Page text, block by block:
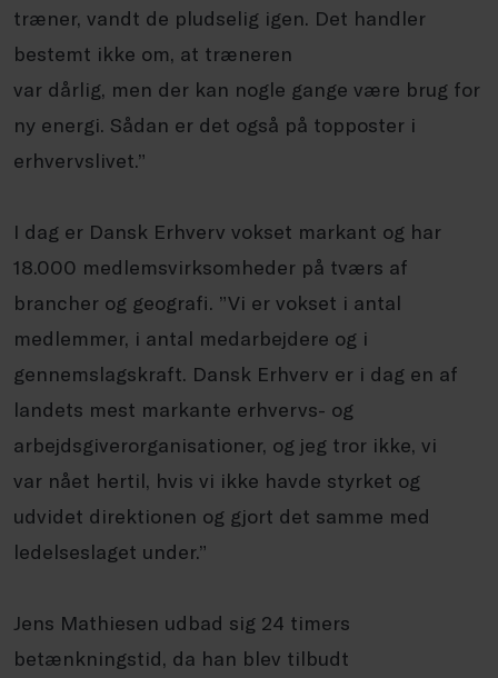
træner, vandt de pludselig igen. Det handler
bestemt ikke om, at træneren
var dårlig, men der kan nogle gange være brug for
ny energi. Sådan er det også på topposter i
erhvervslivet.”
I dag er Dansk Erhverv vokset markant og har
18.000 medlemsvirksomheder på tværs af
brancher og geografi. ”Vi er vokset i antal
medlemmer, i antal medarbejdere og i
gennemslagskraft. Dansk Erhverv er i dag en af
landets mest markante erhvervs- og
arbejdsgiverorganisationer, og jeg tror ikke, vi
var nået hertil, hvis vi ikke havde styrket og
udvidet direktionen og gjort det samme med
ledelseslaget under.”
Jens Mathiesen udbad sig 24 timers
betænkningstid, da han blev tilbudt